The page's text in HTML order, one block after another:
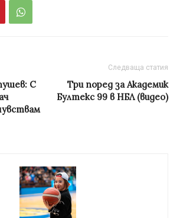
С
Следваща статия
Три поред за Академик
Бултекс 99 в НБЛ (видео)